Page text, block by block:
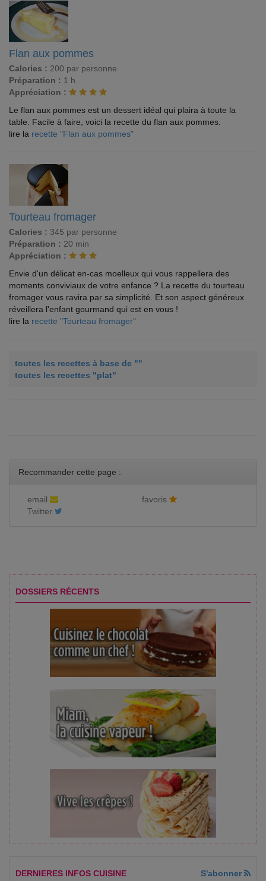
Flan aux pommes
Calories : 200 par personne
Préparation : 1 h
Appréciation :
Le flan aux pommes est un dessert idéal qui plaira à toute la
table. Facile à faire, voici la recette du flan aux pommes.
lire la recette "Flan aux pommes"
Tourteau fromager
Calories : 345 par personne
Préparation : 20 min
Appréciation :
Envie d'un délicat en-cas moelleux qui vous rappellera des
moments conviviaux de votre enfance ? La recette du tourteau
fromager vous ravira par sa simplicité. Et son aspect généreux
réveillera l'enfant gourmand qui est en vous !
lire la recette "Tourteau fromager"
toutes les recettes à base de ""
toutes les recettes "plat"
Recommander cette page :
email
favoris
Twitter
DOSSIERS RÉCENTS
DERNIERES INFOS CUISINE S'abonner